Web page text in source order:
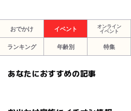
おでかけ イベント
オンライン
イベント
ランキング 年齢別 特集
あなたにおすすめの記事